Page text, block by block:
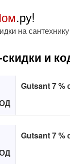
.ру!
на
и
Gutsant 7 %
Gutsant 7 %